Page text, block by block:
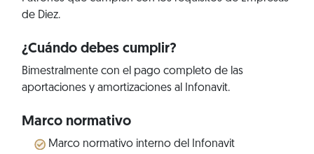
de Diez.
¿Cuándo debes cumplir?
Bimestralmente con el pago completo de las
aportaciones y amortizaciones al Infonavit.
Marco normativo
Marco normativo interno del Infonavit